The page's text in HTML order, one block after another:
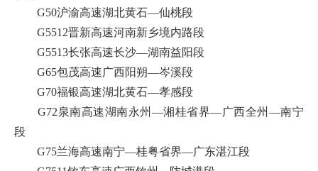
G50沪渝高速湖北黄石—仙桃段
G5512晋新高速河南新乡境内路段
G5513长张高速长沙—湖南益阳段
G65包茂高速广西阳朔—岑溪段
G70福银高速湖北黄石—孝感段
G72泉南高速湖南永州—湘桂省界—广西全州—南宁
段
G75兰海高速南宁—桂粤省界—广东湛江段